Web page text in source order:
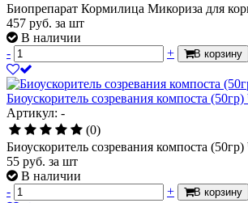
Биопрепарат Кормилица Микориза для
457 руб. за шт
В наличии
-
+ В корзину
Биоускоритель созревания компоста
Артикул: -
(0)
Биоускоритель созревания компоста
55 руб. за шт
В наличии
-
+ В корзину